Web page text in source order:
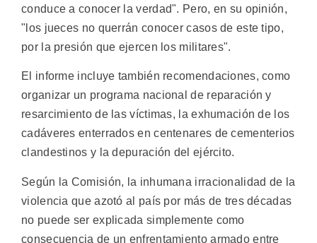
conduce a conocer la verdad". Pero, en su opinión,
"los jueces no querrán conocer casos de este tipo,
por la presión que ejercen los militares".
El informe incluye también recomendaciones, como
organizar un programa nacional de reparación y
resarcimiento de las víctimas, la exhumación de los
cadáveres enterrados en centenares de cementerios
clandestinos y la depuración del ejército.
Según la Comisión, la inhumana irracionalidad de la
violencia que azotó al país por más de tres décadas
no puede ser explicada simplemente como
consecuencia de un enfrentamiento armado entre